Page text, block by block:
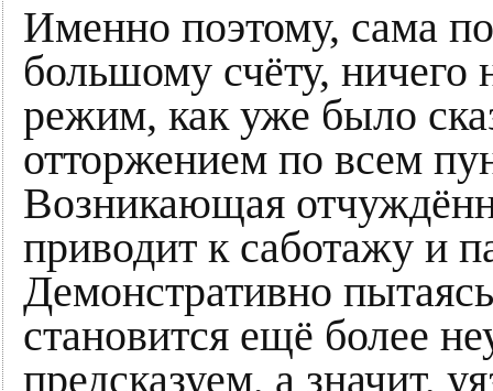
Именно поэтому, сама
большому счёту, ничего
режим, как уже было
отторжением по всем
Возникающая
приводит к саботажу и
Демонстративно
становится ещё более
предсказуем, а значит,